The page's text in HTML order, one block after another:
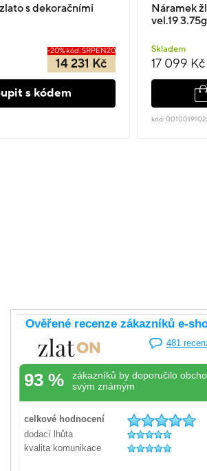
s dekoračními
-20% kód: SRPEN20
14 231 Kč
s kódem
Náramek
vel.19 3.75g
Skladem
17 099 Kč
kód: